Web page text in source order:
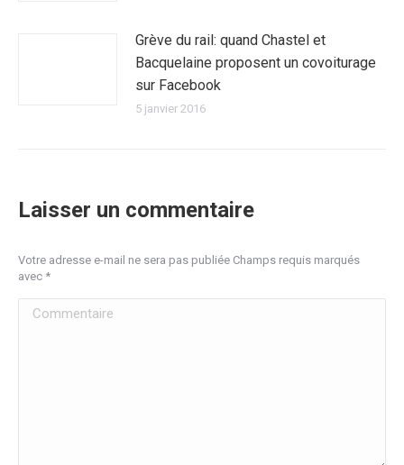
Grève du rail: quand Chastel et
Bacquelaine proposent un covoiturage
sur Facebook
5 janvier 2016
Laisser un commentaire
Votre adresse e-mail ne sera pas publiée Champs requis marqués
avec *
Commentaire